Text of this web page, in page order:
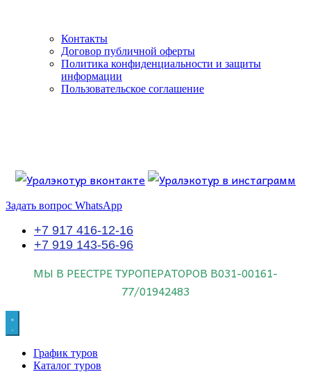
Контакты
Договор публичной оферты
Политика конфиденциальности и защиты
информации
Пользовательское соглашение
Знайте об этом.
Задать вопрос WhatsApp
+7 917 416-12-16
+7 919 143-56-96
МЫ В РЕЕСТРЕ ТУРОПЕРАТОРОВ В031-00161-
77/01942483
График туров
Каталог туров